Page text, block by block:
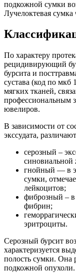
подкожной сумки
Лучелоктевая
По характеру
рецидивирующий
бурсита и
сустава (код по
мягких тканей,
профессиональным
ювелиров.
В зависимости от
экссудата,
серозный –
синовиальной
гнойный — в
сумки,
лейкоцитов;
фиброзный – в
фибрин;
эритроциты.
Серозный бурсит
характеризуется
полость сумки. Она
подкожной опухоли.